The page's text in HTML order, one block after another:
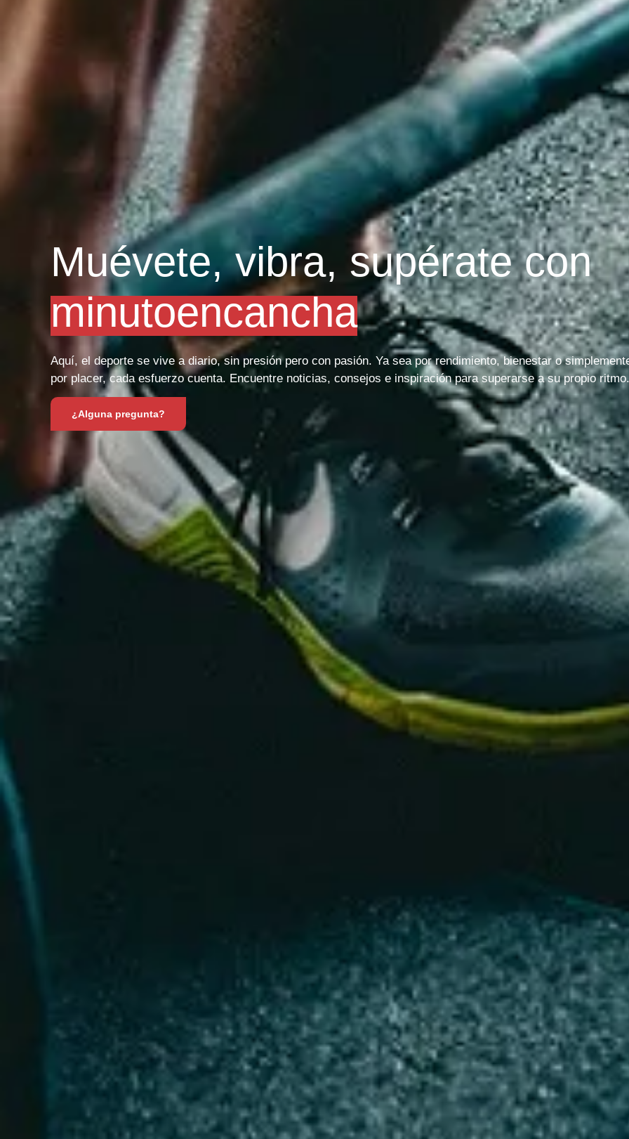
Muévete, vibra, supérate con
minutoencancha
Aquí, el deporte se vive a diario, sin presión pero con pasión. Ya sea por rendimiento, bienestar o
por placer, cada esfuerzo cuenta. Encuentre noticias, consejos e inspiración para superarse a su propio ritmo.
¿Alguna pregunta?